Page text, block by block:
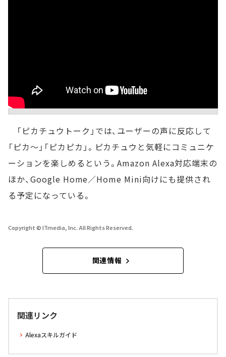
「ピカチュウトーク」では、ユーザーの声に反応して
「ピカ～」「ピカピカ」。ピカチュウと気軽にコミュニケ
ーションを楽しめるという。Amazon Alexa対応端末の
ほか、Google Home／Home Mini向けにも提供され
る予定になっている。
Copyright © ITmedia, Inc. All Rights Reserved.
関連情報
関連リンク
Alexaスキルガイド